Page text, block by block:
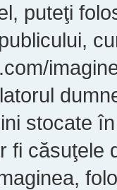
puteţi
stocate
fi căsuţele